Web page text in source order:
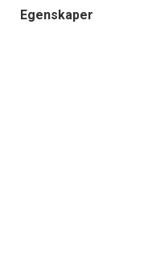
Egenskaper